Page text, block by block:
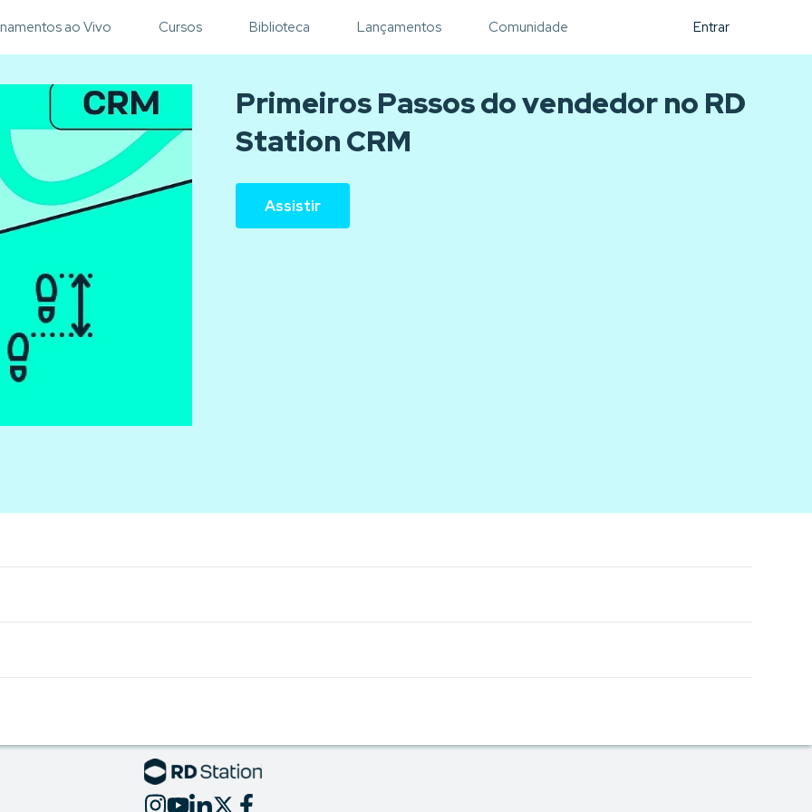
ao Vivo Cursos Biblioteca Lançamentos Comunidade Entrar
Primeiros Passos do vendedor no RD
Station CRM
Assistir